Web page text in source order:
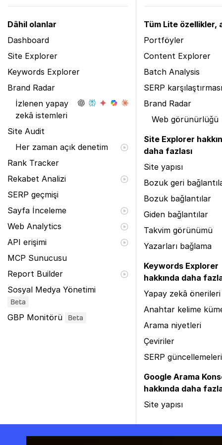
Dâhil olanlar
Dashboard
Site Explorer
Keywords Explorer
Brand Radar
İzlenen yapay
zekâ istemleri
Site Audit
Her zaman açık denetim
Rank Tracker
Rekabet Analizi
SERP geçmişi
Sayfa İnceleme
Web Analytics
API erişimi
MCP Sunucusu
Report Builder
Sosyal Medya Yönetimi
Beta
GBP Monitörü Beta
Tüm Lite özellikler,
Portföyler
Content Explorer
Batch Analysis
SERP karşılaştırması
Brand Radar
Web görünürlüğü
Site Explorer
daha fazlası
Site yapısı
Bozuk geri
Bozuk bağlantılar
Giden bağlantılar
Takvim görünümü
Yazarları bağlama
Keywords Explorer
hakkında daha
Yapay zekâ önerileri
Anahtar kelime
Arama niyetleri
Çeviriler
SERP güncellemeleri
Google Arama
hakkında daha
Site yapısı